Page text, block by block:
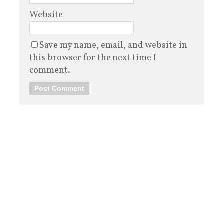
Website
Save my name, email, and website in
this browser for the next time I
comment.